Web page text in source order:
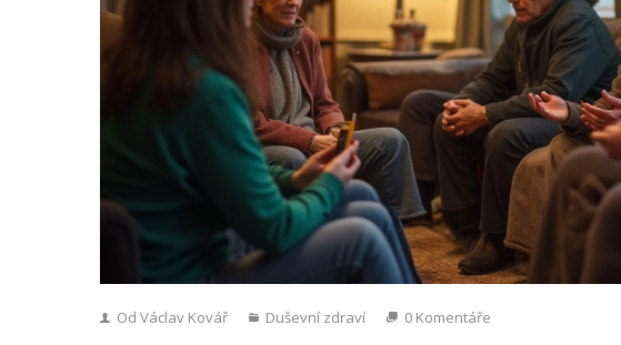
Od Václav Kovář Duševní zdraví 0 Komentáře